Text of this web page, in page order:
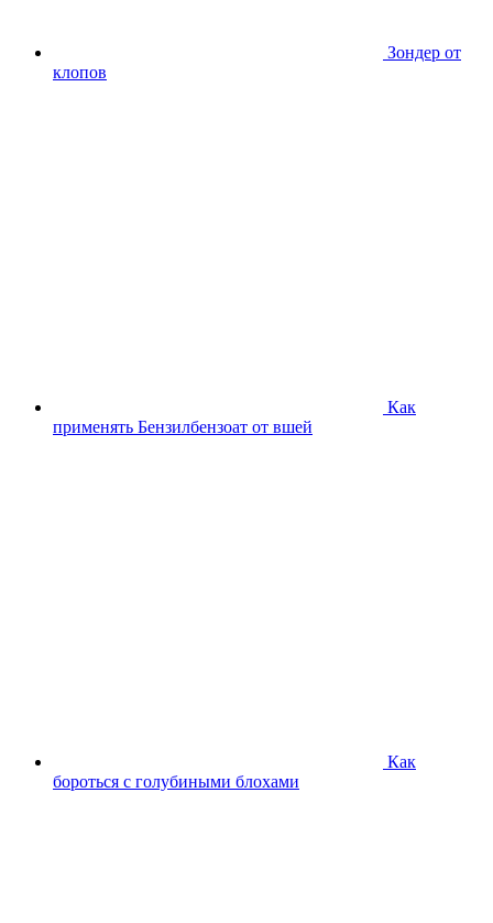
Зондер от
клопов
Как
применять Бензилбензоат от вшей
Как
бороться с голубиными блохами